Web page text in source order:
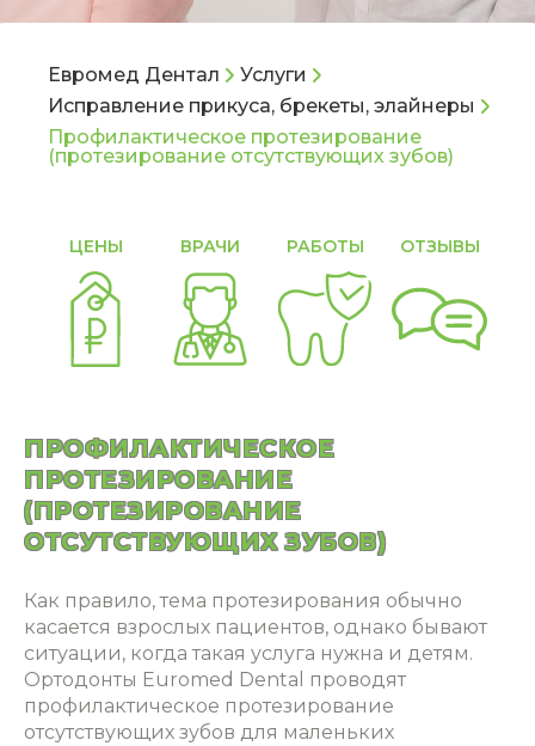
Евромед Дентал
Услуги
Исправление прикуса, брекеты, элайнеры
Профилактическое протезирование
(протезирование отсутствующих зубов)
ЦЕНЫ ВРАЧИ РАБОТЫ ОТЗЫВЫ
ПРОФИЛАКТИЧЕСКОЕ
ПРОТЕЗИРОВАНИЕ
(ПРОТЕЗИРОВАНИЕ
ОТСУТСТВУЮЩИХ ЗУБОВ)
Как правило, тема протезирования обычно
касается взрослых пациентов, однако бывают
ситуации, когда такая услуга нужна и детям.
Ортодонты Euromed Dental проводят
профилактическое протезирование
отсутствующих зубов для маленьких